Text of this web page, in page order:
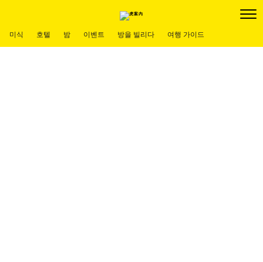
미식 호텔 밤 이벤트 방을 빌리다 여행 가이드